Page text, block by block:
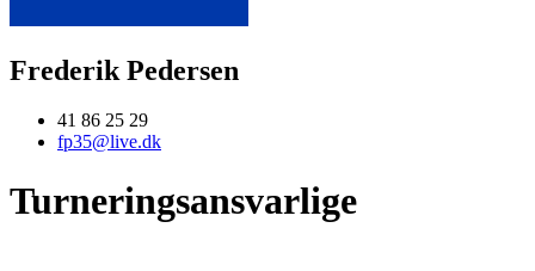
Frederik Pedersen
41 86 25 29
fp35@live.dk
Turneringsansvarlige